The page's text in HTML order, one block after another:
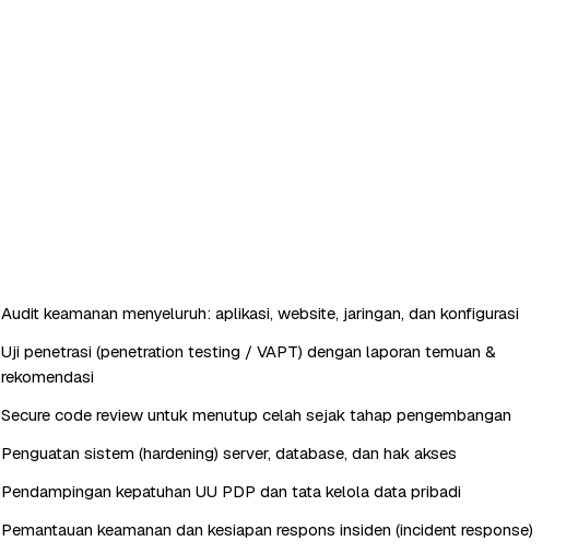
Audit keamanan menyeluruh: aplikasi, website, jaringan, dan konfigurasi
Uji penetrasi (penetration testing / VAPT) dengan laporan temuan &
rekomendasi
Secure code review untuk menutup celah sejak tahap pengembangan
Penguatan sistem (hardening) server, database, dan hak akses
Pendampingan kepatuhan UU PDP dan tata kelola data pribadi
Pemantauan keamanan dan kesiapan respons insiden (incident response)